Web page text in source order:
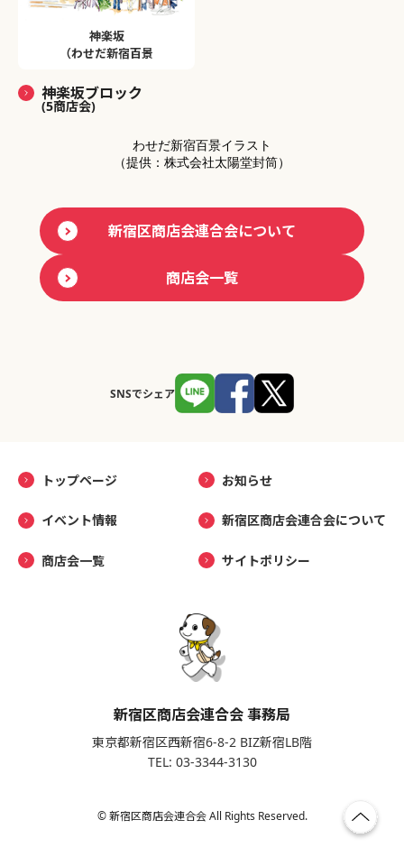
神楽坂
（わせだ新宿百景
神楽坂ブロック
(5商店会)
わせだ新宿百景イラスト
（提供：株式会社太陽堂封筒）
新宿区商店会連合会について
商店会一覧
SNSでシェア
トップページ お知らせ
イベント情報 新宿区商店会連合会について
商店会一覧 サイトポリシー
新宿区商店会連合会 事務局
東京都新宿区西新宿6-8-2 BIZ新宿LB階
TEL: 03-3344-3130
© 新宿区商店会連合会 All Rights Reserved.